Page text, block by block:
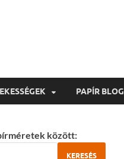
PAPÍR BLOG
között:
KERESÉS